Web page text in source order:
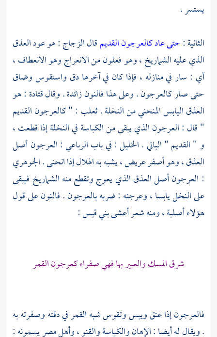
يستسر .
الثانية :حتى عاد كالعرجون القديمقالالزجاج: هو عود العذق
الذي عليه الشماريخ ، وهو فعلون من الانعراج وهو الانعطاف ،
أي : سار في منازله ، فإذا كان في آخرها دق واستقوس وضاق
حتى صار كالعرجون . وعلى هذا فالنون زائدة . وقالقتادة : هو
العذق اليابس المنحني من النخلة . ثعلب : " كالعرجون القديم
" قال : العرجون الذي يبقى من الكباسة في النخلة إذا قطعت ،
و " القديم " البالي .الخليل: في باب الرباعي : العرجون أصل
العذق ، وهو أصفر عريض ، يشبه به الهلال إذا انحنى .الجوهري
: العرجون أصل العذق الذي يعوج وتقطع منه الشماريخ فيبقى
على النخل يابسا ، وعرجنه : ضربه بالعرجون . فالنون على قول
هؤلاء أصلية ، ومنه شعرأعشى بني قيس:
شرق المسك والعبير بها فهي صفراء كعرجون القمر
فالعرجون إذا عتق ويبس وتقوس شبه القمر في دقته وصفرته به
. ويقال له أيضا : الإهان والكباسة والقنو ،وأهل مصريسمونه :